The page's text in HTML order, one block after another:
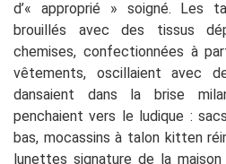
d’« approprié » soigné. Les
brouillés avec des tissus
chemises, confectionnées à
vêtements, oscillaient avec
dansaient dans la brise
penchaient vers le ludique :
bas, mocassins à talon kitten
lunettes signature de la